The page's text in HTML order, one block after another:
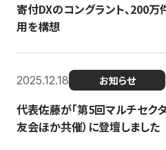
寄付DXのコングラント、200
用を構想
2025.12.18 お知らせ
代表佐藤が「第5回マルチセク
友会ほか共催）に登壇しました